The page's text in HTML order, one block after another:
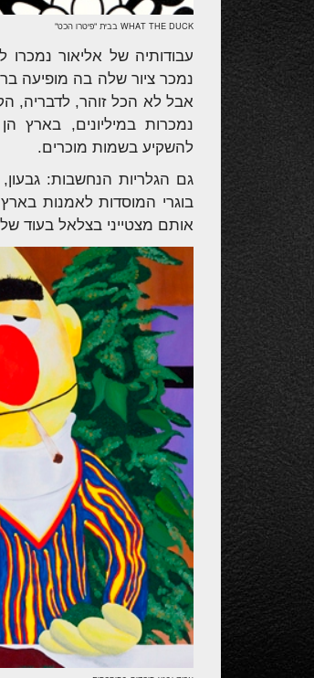
WHAT THE DUCK בבית "פיטרו הכט"
עבודותיה של אליאור נמכרו
אבל לא הכל זוהר, לדבריה,
נמכרות במיליונים, בארץ
להשקיע בשמות מוכרים.
גם הגלריות הנחשבות:
בוגרי המוסדות לאמנות
אותם מצטייני בצלאל בעוד